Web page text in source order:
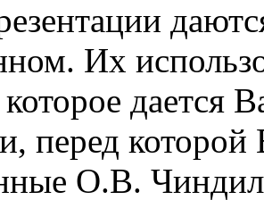
Их
дается
перед
О.В.